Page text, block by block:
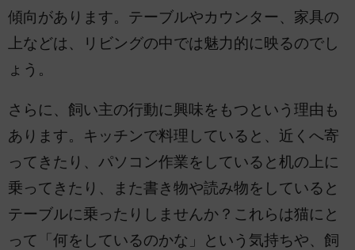
傾向があります。テーブルやカウンター、家具の
上などは、リビングの中では魅力的に映るのでし
ょう。
さらに、飼い主の行動に興味をもつという理由も
あります。キッチンで料理していると、近くへ寄
ってきたり、パソコン作業をしていると机の上に
乗ってきたり、また書き物や読み物をしていると
テーブルに乗ったりしませんか？これらは猫にと
って「何をしているのかな」という気持ちや、飼